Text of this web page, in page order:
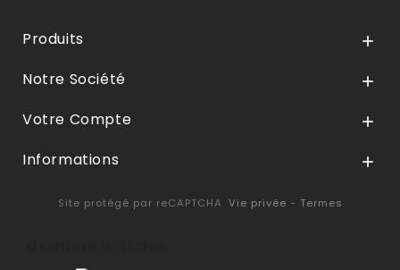
Produits 
Notre Société 
Votre Compte 
Informations 
Site protégé par reCAPTCHA. Vie privée - Termes